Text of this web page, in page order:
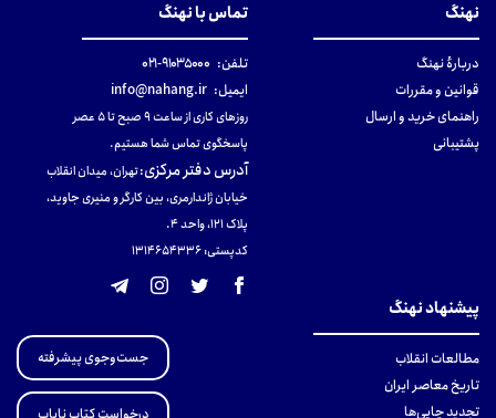
نهنگ
دربارهٔ نهنگ
قوانین و مقررات
راهنمای خرید و ارسال
پشتیبانی
تماس با نهنگ
تلفن: ۹۱۰۳۵۰۰۰-۰۲۱
ایمیل: info@nahang.ir
روزهای کاری از ساعت ۹ صبح تا ۵ عصر
پاسخگوی تماس شما هستیم.
آدرس دفتر مرکزی:تهران، میدان انقلاب
خیابان ژاندارمری، بین کارگر و منیری جاوید،
پلاک 121، واحد ۴.
کدپستی: 131465433۶
پیشنهاد نهنگ
مطالعات انقلاب
تاریخ معاصر ایران
تجدید چاپی‌ها
جست‌وجوی پیشرفته